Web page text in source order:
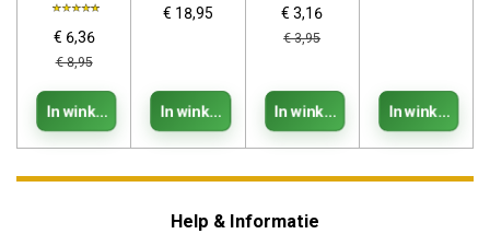
€ 6,36
€ 8,95
In winkelwagen
€ 18,95
In winkelwagen
€ 3,16
€ 3,95
In winkelwagen In
Help & Informatie